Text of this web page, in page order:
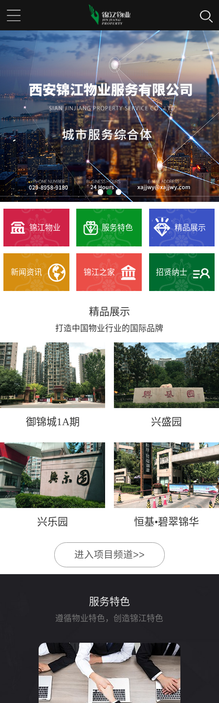
锦江物业 服务特色 精品展示
新闻资讯 锦江之家 招贤纳士
精品展示
打造中国物业行业的国际品牌
御锦城1A期 兴盛园
兴乐园 恒基•碧翠锦华
进入项目频道>>
服务特色
遵循物业特色，创造锦江特色